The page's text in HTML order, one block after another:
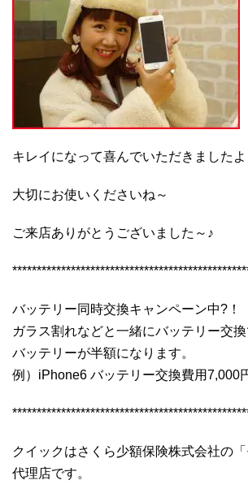
キレイになって喜んでいただきましたよ
大切にお使いくださいね～
ご来店ありがとうございました～♪
バッテリー同時交換キャンペーン中?！
ガラス割れなどと一緒にバッテリー交
バッテリーが半額になります。
例）iPhone6 バッテリー交換費用7,000
クイックはさくら少額保険株式会社の
代理店です。